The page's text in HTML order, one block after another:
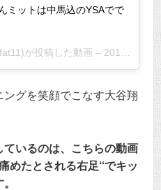
ミットは中馬込のYSAでで
が投稿した動画 – 2017 1月 2 2:22午前 PST
グを笑顔でこなす大谷翔
いるのは、こちらの動画
めたとされる右足‘‘でキッ